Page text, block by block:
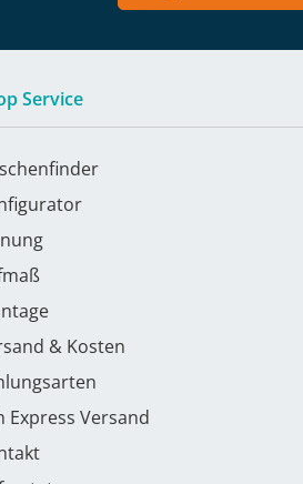
Service
& Kosten
Express Versand